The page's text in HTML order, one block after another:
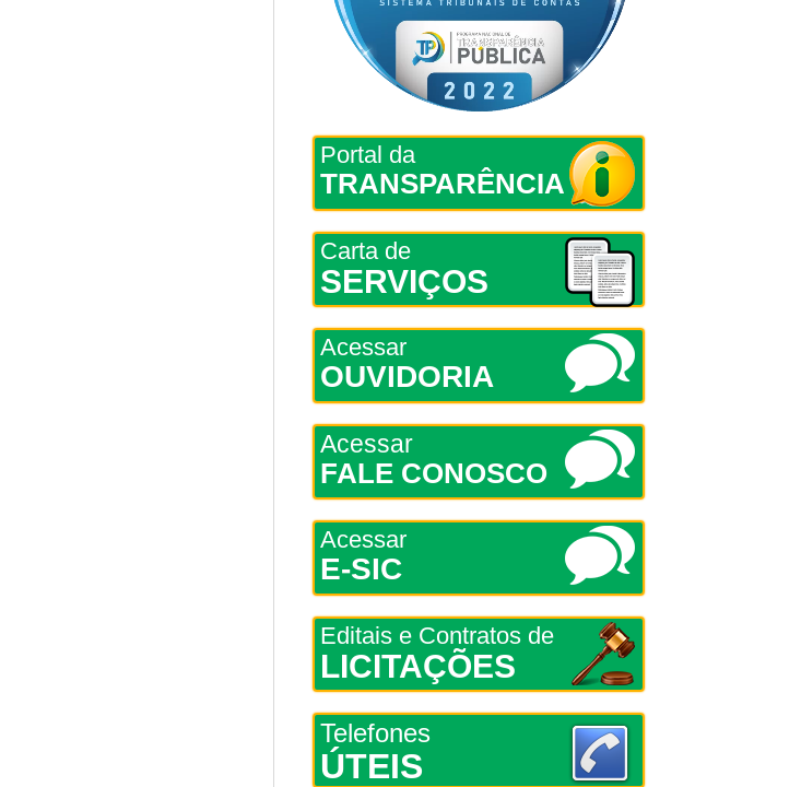
Portal da
TRANSPARÊNCIA
Carta de
SERVIÇOS
Acessar
OUVIDORIA
Acessar
FALE CONOSCO
Acessar
E-SIC
Editais e Contratos de
LICITAÇÕES
Telefones
ÚTEIS